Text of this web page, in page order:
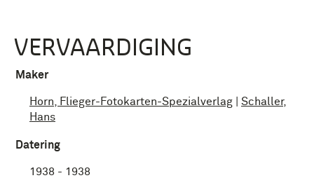
VERVAARDIGING
Maker
Horn, Flieger-Fotokarten-Spezialverlag
Schaller,
Hans
Datering
1938 - 1938